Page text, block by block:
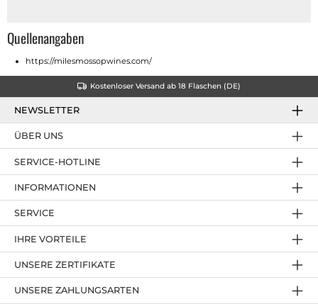
Quellenangaben
https://milesmossopwines.com/
Kostenloser Versand ab 18 Flaschen (DE)
NEWSLETTER
SERVICE-HOTLINE
IHRE VORTEILE
UNSERE ZAHLUNGSARTEN
ÜBER UNS
UNSERE ZERTIFIKATE
INFORMATIONEN
SERVICE